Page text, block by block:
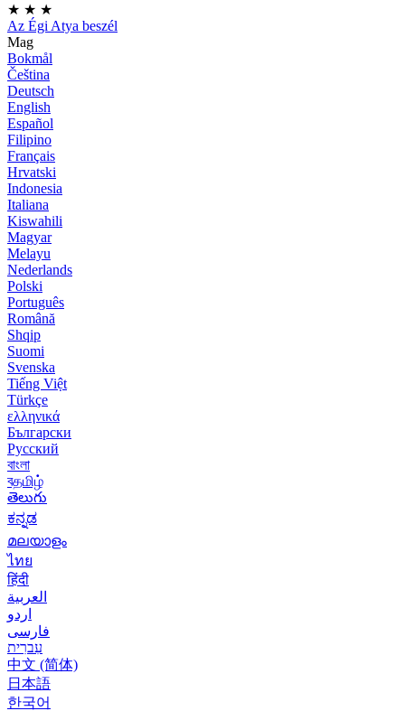
★ ★ ★
Az Égi Atya beszél
Mag
Bokmål
Čeština
Deutsch
English
Español
Filipino
Français
Hrvatski
Indonesia
Italiana
Kiswahili
Magyar
Melayu
Nederlands
Polski
Português
Română
Shqip
Suomi
Svenska
Tiếng Việt
Türkçe
ελληνικά
Български
Русский
বাংলা
বதமிழ்
తెలుగు
ಕನ್ನಡ
മലയാളം
ไทย
हिंदी
العربية
اردو
فارسی
עִברִית
中文 (简体)
日本語
한국어